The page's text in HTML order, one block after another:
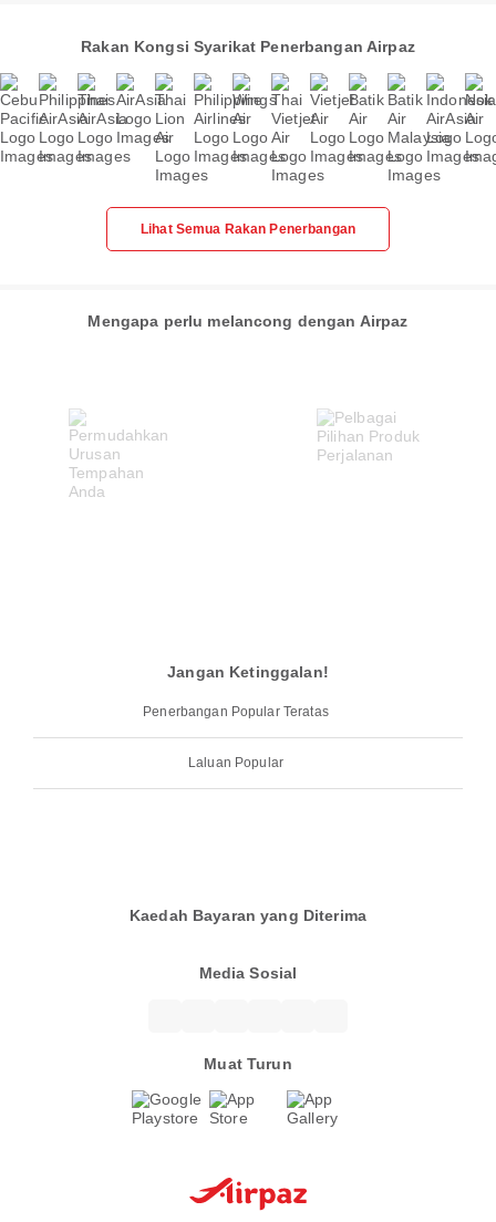
Rakan Kongsi Syarikat Penerbangan Airpaz
Lihat Semua Rakan Penerbangan
Mengapa perlu melancong dengan Airpaz
Jangan Ketinggalan!
Penerbangan Popular Teratas
Laluan Popular
Kaedah Bayaran yang Diterima
Media Sosial
Muat Turun